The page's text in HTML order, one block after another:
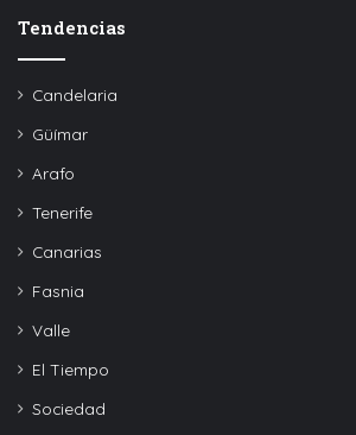
Tendencias
Candelaria
Güímar
Arafo
Tenerife
Canarias
Fasnia
Valle
El Tiempo
Sociedad